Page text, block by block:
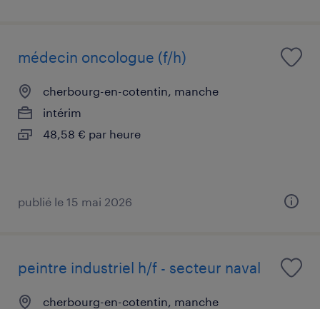
médecin oncologue (f/h)
cherbourg-en-cotentin, manche
intérim
48,58 € par heure
publié le 15 mai 2026
peintre industriel h/f - secteur naval
cherbourg-en-cotentin, manche